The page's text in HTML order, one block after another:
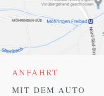
ANFAHRT
MIT DEM AUTO